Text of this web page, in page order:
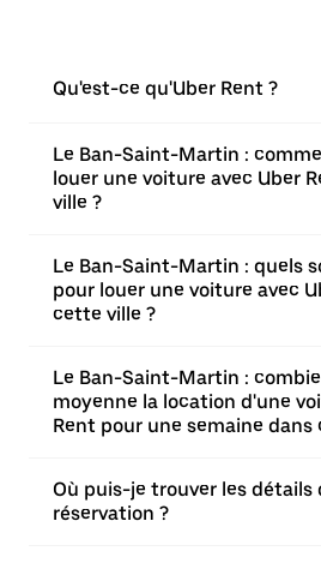
Qu'est-ce qu'Uber Rent ?
Le Ban-Saint-Martin :
louer une voiture avec Uber
ville ?
Le Ban-Saint-Martin : quels
pour louer une voiture avec
cette ville ?
Le Ban-Saint-Martin :
moyenne la location d'une
Rent pour une semaine dans
Où puis-je trouver les détails
réservation ?